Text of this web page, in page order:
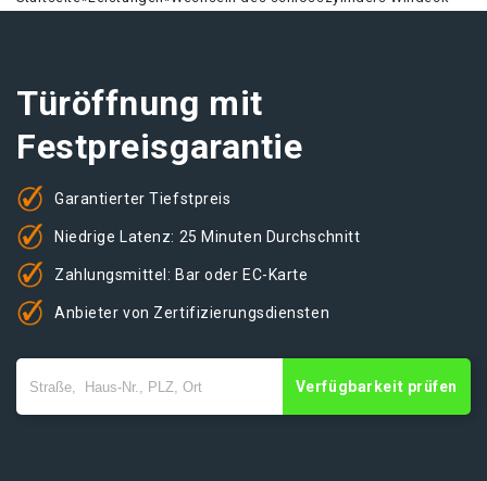
Türöffnung mit
Festpreisgarantie
Garantierter Tiefstpreis
Niedrige Latenz: 25 Minuten Durchschnitt
Zahlungsmittel: Bar oder EC-Karte
Anbieter von Zertifizierungsdiensten
Verfügbarkeit prüfen